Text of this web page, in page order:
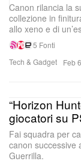
Tech & Gadget
Canon rilancia la
collezione in
allo xeno e di
5 Fonti
Feb
“Horizon
giocatori su
Fai squadra per
canon successive
Guerrilla.